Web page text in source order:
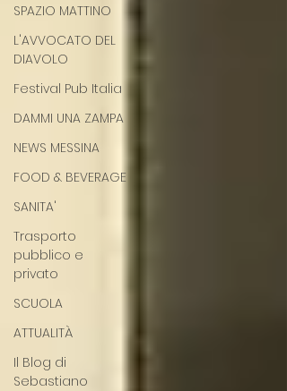
SPAZIO MATTINO
L'AVVOCATO DEL
DIAVOLO
Festival Pub Italia
DAMMI UNA ZAMPA
NEWS MESSINA
FOOD & BEVERAGE
SANITA'
Trasporto
pubblico e
privato
SCUOLA
ATTUALITÀ
Il Blog di
Sebastiano